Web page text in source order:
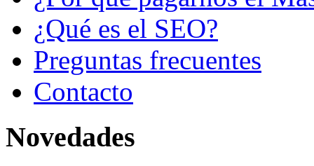
¿Qué es el SEO?
Preguntas frecuentes
Contacto
Novedades